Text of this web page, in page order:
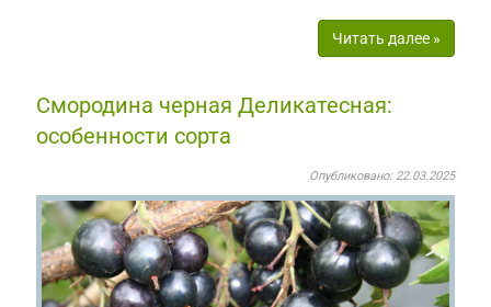
Читать далее »
Смородина черная Деликатесная:
особенности сорта
Опубликовано: 22.03.2025